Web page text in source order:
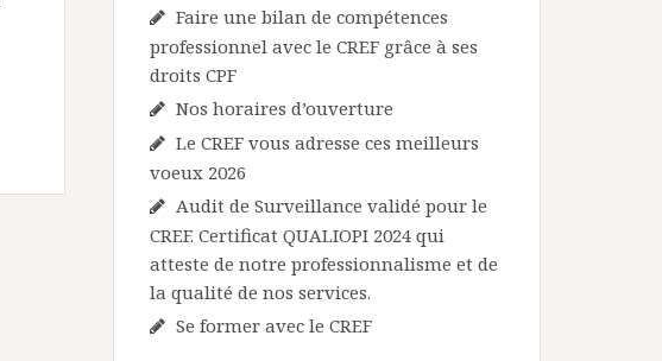
Faire une bilan de compétences
professionnel avec le CREF grâce à ses
droits CPF
Nos horaires d’ouverture
Le CREF vous adresse ces meilleurs
voeux 2026
Audit de Surveillance validé pour le
CREF. Certificat QUALIOPI 2024 qui
atteste de notre professionnalisme et de
la qualité de nos services.
Se former avec le CREF